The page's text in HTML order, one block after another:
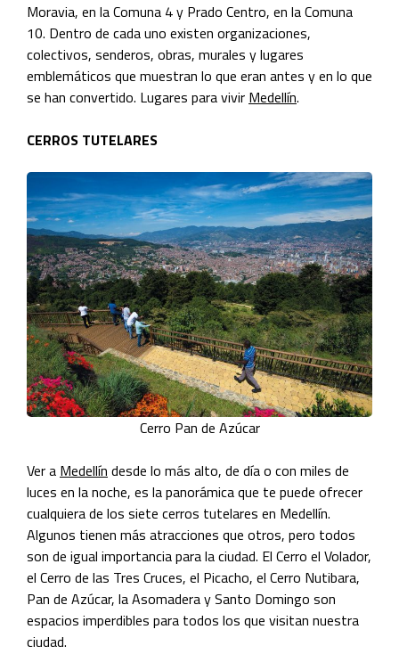
Moravia, en la Comuna 4 y Prado Centro, en la Comuna
10. Dentro de cada uno existen organizaciones,
colectivos, senderos, obras, murales y lugares
emblemáticos que muestran lo que eran antes y en lo que
se han convertido. Lugares para vivir Medellín.
CERROS TUTELARES
Cerro Pan de Azúcar
Ver a Medellín desde lo más alto, de día o con miles de
luces en la noche, es la panorámica que te puede ofrecer
cualquiera de los siete cerros tutelares en Medellín.
Algunos tienen más atracciones que otros, pero todos
son de igual importancia para la ciudad. El Cerro el Volador,
el Cerro de las Tres Cruces, el Picacho, el Cerro Nutibara,
Pan de Azúcar, la Asomadera y Santo Domingo son
espacios imperdibles para todos los que visitan nuestra
ciudad.